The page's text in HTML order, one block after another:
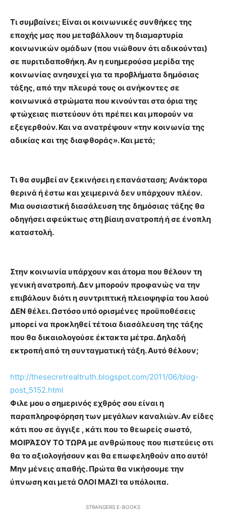
Τι συμβαίνει; Είναι οι κοινωνικές συνθήκες της
εποχής μας που μεταβάλλουν τη διαμαρτυρία
κοινωνικών ομάδων (που νιώθουν ότι αδικούνται)
σε πυριτιδαποθήκη. Αν η ευημερούσα μερίδα της
κοινωνίας ανησυχεί για τα προβλήματα δημόσιας
τάξης, από την πλευρά τους οι ανήκοντες σε
κοινωνικά στρώματα που κινούνται στα όρια της
φτώχειας πιστεύουν ότι πρέπει και μπορούν να
εξεγερθούν. Και να ανατρέψουν «την κοινωνία της
αδικίας και της διαφθοράς». Και μετά;
Τι θα συμβεί αν ξεκινήσει η επανάσταση; Ανάκτορα
θερινά ή έστω και χειμερινά δεν υπάρχουν πλέον.
Μια ουσιαστική διασάλευση της δημόσιας τάξης θα
οδηγήσει αφεύκτως στη βίαιη ανατροπή ή σε ένοπλη
καταστολή.
Στην κοινωνία υπάρχουν και άτομα που θέλουν τη
γενική ανατροπή. Δεν μπορούν προφανώς να την
επιβάλουν διότι η συντριπτική πλειοψηφία του λαού
ΔΕΝ θέλει. Ωστόσο υπό ορισμένες προϋποθέσεις
μπορεί να προκληθεί τέτοια διασάλευση της τάξης
που θα δικαιολογούσε έκτακτα μέτρα. Δηλαδή
εκτροπή από τη συνταγματική τάξη. Αυτό θέλουν;
http://thesecretrealtruth.blogspot.com/2011/06/blog-
post_5152.html
Φιλε μου ο σημερινός εχθρός σου είναι η
παραπληροφόρηση των μεγάλων καναλιών. Αν είδες
κάτι που σε άγγιξε , κάτι που το θεωρείς σωστό,
ΜΟΙΡΆΣΟΥ ΤΟ ΤΩΡΑ με ανθρώπους που πιστεύεις οτι
θα το αξιολογήσουν και θα επωφεληθούν απο αυτό!
Μην μένεις απαθής. Πρώτα θα νικήσουμε την
ύπνωση και μετά ΟΛΟΙ ΜΑΖΙ τα υπόλοιπα.
STRANGERS E-BOOKS